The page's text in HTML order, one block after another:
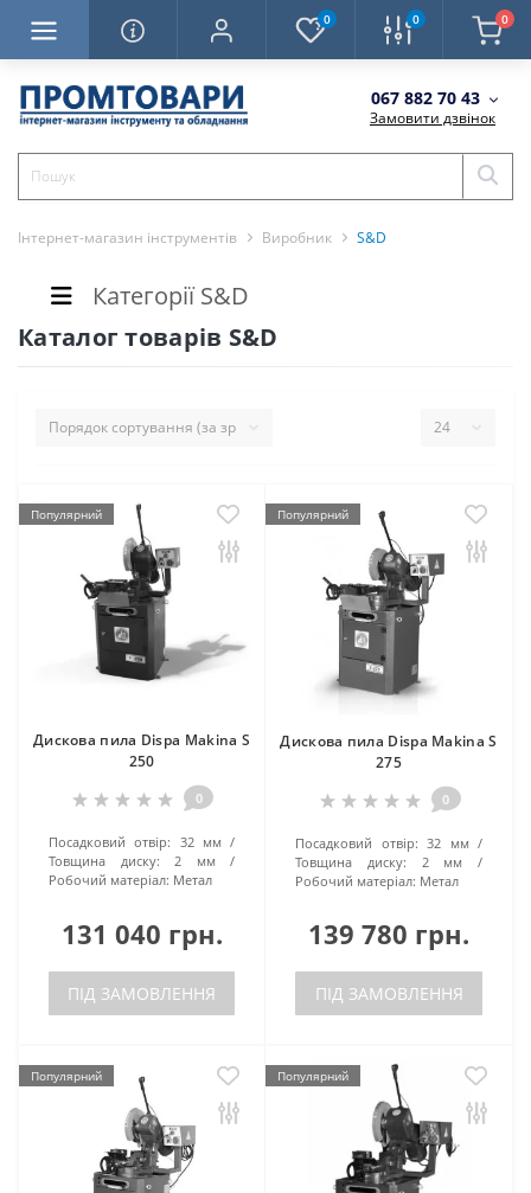
0 0 0
067 882 70 43
Замовити дзвінок
Інтернет-магазин інструментів Виробник S&D
Категорії S&D
Каталог товарів S&D
Популярний
Дискова пила Dispa Makina S
250
0
Посадковий отвір:
32 мм
Товщина диску:
2 мм
Робочий матеріал: Метал
131 040 грн.
ПІД ЗАМОВЛЕННЯ
Популярний
Дискова пила Dispa Makina S
275
0
Посадковий отвір: 32 мм
Товщина диску:
2 мм
Робочий матеріал: Метал
139 780 грн.
ПІД ЗАМОВЛЕННЯ
Популярний Популярний